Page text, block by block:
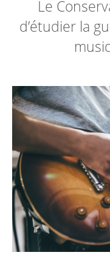
Le
d’étudier la